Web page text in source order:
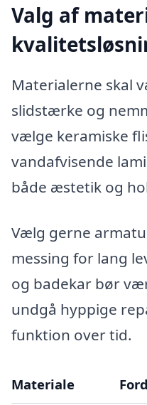
Valg af
Materialerne skal
slidstærke og
vælge keramiske
vandafvisende
både æstetik og
Vælg gerne
messing for lang
og badekar bør
undgå hyppige
funktion over tid.
Materiale